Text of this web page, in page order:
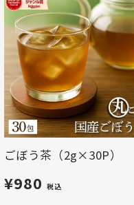
ごぼう茶（2g×30P）
¥980税込